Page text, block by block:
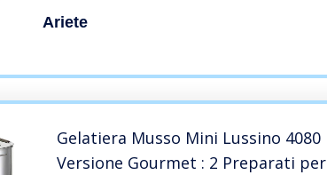
Ariete
Gelatiera Musso Mini Lussino 4080
Versione Gourmet : 2 Preparati per